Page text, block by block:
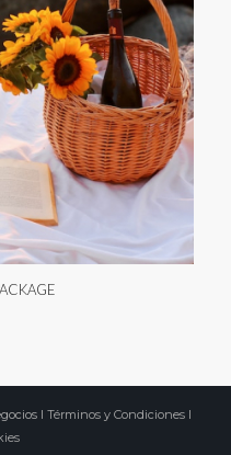
I Términos y Condiciones I